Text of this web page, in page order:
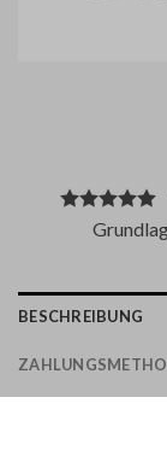
BESCHREIBUNG